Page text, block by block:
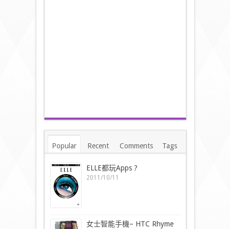
Popular Recent Comments Tags
ELLE都玩Apps ?
2011/10/11
女士智能手機– HTC Rhyme